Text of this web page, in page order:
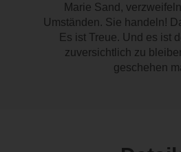
Marie Sand,
Umständen. Sie handeln!
Es ist Treue. Und es ist
zuversichtlich zu
geschehen